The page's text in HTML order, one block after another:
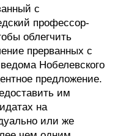
с
профессор-
облегчить
прерванных с
Нобелевского
предложение.
им
на
или же